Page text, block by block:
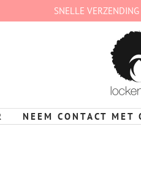
SNELLE
lockenkopf
Deutschland
NEEM CONTACT MET